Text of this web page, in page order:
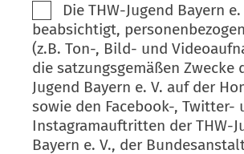
Die THW-Jugend Bayern e.
beabsichtigt,
(z.B. Ton-, Bild- und
die satzungsgemäßen Zwecke
Jugend Bayern e. V. auf der
sowie den Facebook-, Twitter-
Instagramauftritten der THW-
Bayern e. V., der